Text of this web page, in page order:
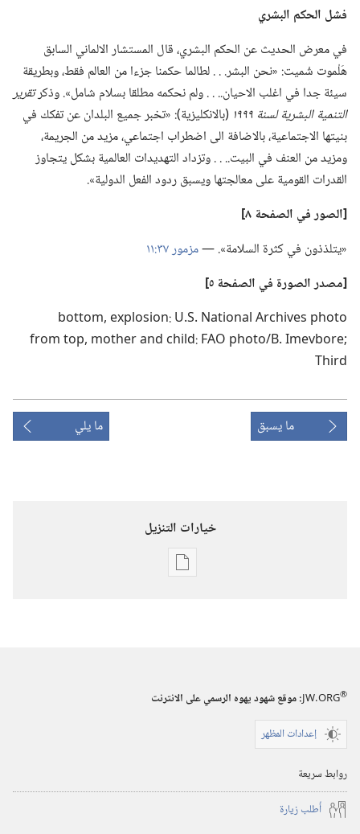
فشل الحكم البشري
في معرض الحديث عن الحكم البشري،‏ قال المستشار الالماني السابق
هَلْموت شْميت:‏ «نحن البشر.‏ .‏ .‏ لطالما حكمنا جزءا من العالم فقط،‏ وبطريقة
سيئة جدا في اغلب الاحيان.‏.‏ .‏ .‏ ولم نحكمه مطلقا بسلام شامل».‏ وذكرتقرير
التنمية البشرية لسنة ١٩٩٩
‏(‏بالانكليزية)‏:‏ «تخبر جميع البلدان عن تفكك في
بنيتها الاجتماعية،‏ بالاضافة الى اضطراب اجتماعي،‏ مزيد من الجريمة،‏
ومزيد من العنف في البيت.‏.‏ .‏ .‏ وتزداد التهديدات العالمية بشكل يتجاوز
القدرات القومية على معالجتها ويسبق ردود الفعل الدولية».‏
‏[الصور في الصفحة ٨]‏
‏«يتلذذون في كثرة السلامة».‏ —‏مزمور ٣٧:‏١١
‏[مصدر الصورة في الصفحة ٥]‏
ما يسبق ما يلي
خيارات التنزيل
خيارات
الدراسية)‏
JW.ORG®
:‏ موقع شهود يهوه الرسمي على الانترنت
إعدادات المظهر
روابط سريعة
أُطلب زيارة